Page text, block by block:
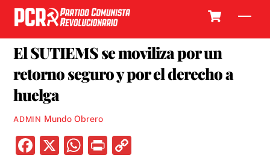
Skip
content
El SUTIEMS se moviliza por un
retorno seguro y por el derecho a
huelga
ADMIN Mundo Obrero
F
X
W P